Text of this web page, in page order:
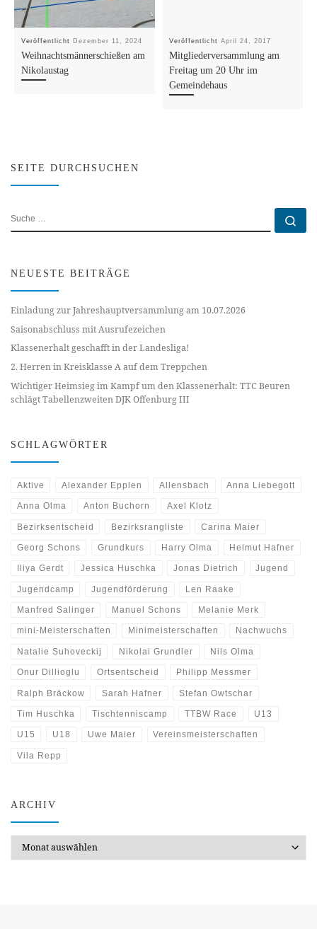
Veröffentlicht Dezember 11, 2024
Weihnachtsmännerschießen am
Nikolaustag
VeröffentlichtApril 24, 2017
Mitgliederversammlung am
Freitag um 20 Uhr im
Gemeindehaus
SEITE DURCHSUCHEN
SUCHE
NEUESTE BEITRÄGE
Einladung zur Jahreshauptversammlung am 10.07.2026
Saisonabschluss mit Ausrufezeichen
Klassenerhalt geschafft in der Landesliga!
2. Herren in Kreisklasse A auf dem Treppchen
Wichtiger Heimsieg im Kampf um den Klassenerhalt: TTC Beuren
schlägt Tabellenzweiten DJK Offenburg III
SCHLAGWÖRTER
Aktive Alexander Epplen Allensbach Anna Liebegott
Anna Olma Anton Buchorn Axel Klotz
Bezirksentscheid Bezirksrangliste Carina Maier
Georg Schons Grundkurs Harry Olma Helmut Hafner
Iliya Gerdt Jessica Huschka Jonas Dietrich Jugend
Jugendcamp Jugendförderung Len Raake
Manfred Salinger Manuel Schons Melanie Merk
mini-Meisterschaften Minimeisterschaften Nachwuchs
Natalie Suhoveckij Nikolai Grundler Nils Olma
Onur Dillioglu Ortsentscheid Philipp Messmer
Ralph Bräckow Sarah Hafner Stefan Owtschar
Tim Huschka Tischtenniscamp TTBW Race U13
U15 U18 Uwe Maier Vereinsmeisterschaften
Vila Repp
ARCHIV